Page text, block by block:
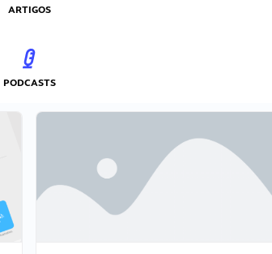
ARTIGOS
PODCASTS